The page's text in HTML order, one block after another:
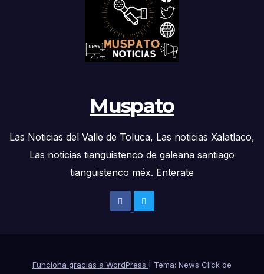
Muspato
Las Noticias del Valle de Toluca, Las noticias Xalatlaco,
Las noticias tianguistenco de galeana santiago
tianguistenco méx. Enterate
Funciona gracias a WordPress Tema: News Click de